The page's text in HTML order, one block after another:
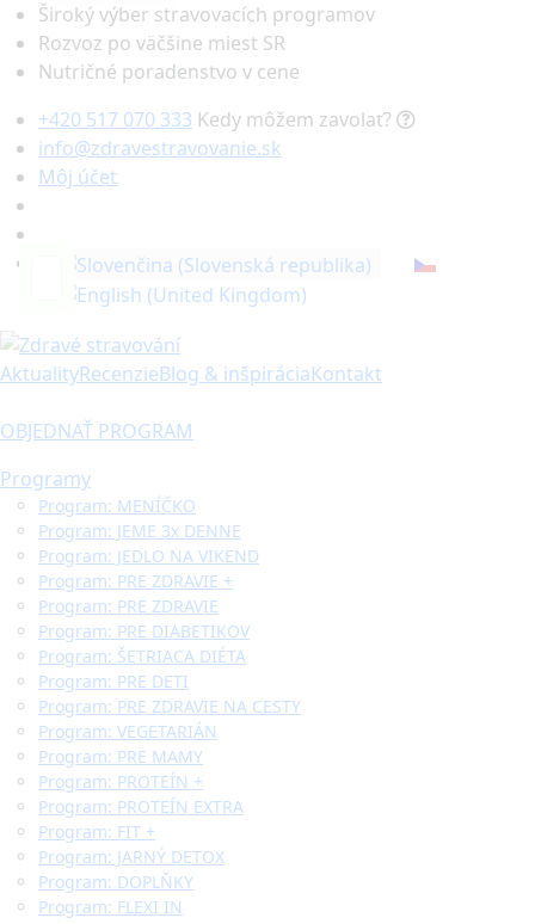
Široký výber stravovacích programov
Rozvoz po väčšine miest SR
Nutričné poradenstvo v cene
+420 517 070 333 Kedy môžem zavolať?
info@zdravestravovanie.sk
Môj účet
Hľadať...
AktualityRecenzieBlog & inšpiráciaKontakt
OBJEDNAŤ PROGRAM
Programy
Program: MENÍČKO
Program: JEME 3x DENNE
Program: JEDLO NA VIKEND
Program: PRE ZDRAVIE +
Program: PRE ZDRAVIE
Program: PRE DIABETIKOV
Program: ŠETRIACA DIÉTA
Program: PRE DETI
Program: PRE ZDRAVIE NA CESTY
Program: VEGETARIÁN
Program: PRE MAMY
Program: PROTEÍN +
Program: PROTEÍN EXTRA
Program: FIT +
Program: JARNÝ DETOX
Program: DOPLŇKY
Program: FLEXI IN